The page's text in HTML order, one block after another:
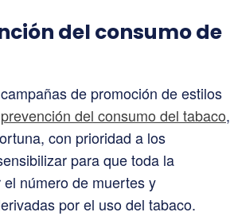
del consumo de
de promoción de estilos
prevención del consumo del tabaco,
con prioridad a los
para que toda la
número de muertes y
por el uso del tabaco.